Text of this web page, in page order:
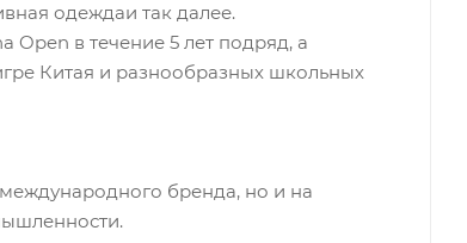
одеждаи так далее.
в течение 5 лет подряд, а
Китая и разнообразных школьных
бренда, но и на